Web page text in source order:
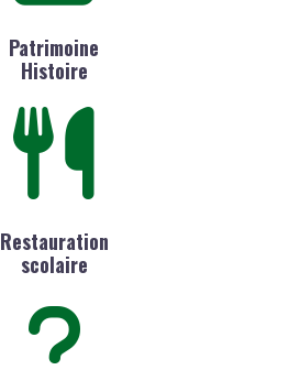
Patrimoine
Histoire
Restauration
scolaire